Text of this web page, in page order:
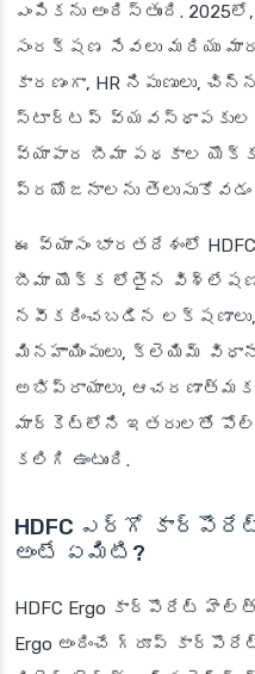
ఎంపికను అందిస్తుంది.
సంరక్షణ సేవలు మరియు
కారణంగా, HR నిపుణులు,
స్టార్టప్ వ్యవస్థాపకులకు
వ్యాపార బీమా పథకాల యొక్క
ప్రయోజనాలను తెలుసుకోవడం
ఈ వ్యాసం భారతదేశంలో
బీమా యొక్క లోతైన విశ్లేషణను
నవీకరించబడిన
మినహాయింపులు, క్లెయిమ్
అభిప్రాయాలు, ఆచరణాత్మక
మార్కెట్‌లోని ఇతరులతో
కలిగి ఉంటుంది.
HDFC ఎర్గో
అంటే ఏమిటి?
HDFC Ergo కార్పొరేట్
Ergo అందించే గ్రూప్